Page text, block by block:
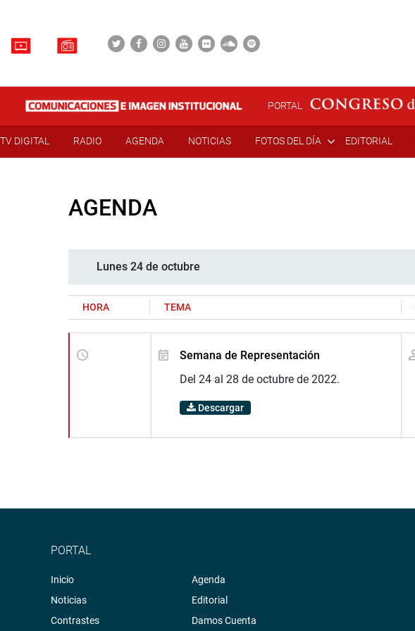
PORTAL
TV DIGITAL RADIO AGENDA NOTICIAS FOTOS DEL DÍA EDITORIAL
AGENDA
Lunes 24 de octubre
HORA TEMA
Semana de Representación
Del 24 al 28 de octubre de 2022.
Descargar
PORTAL
Inicio
Noticias
Contrastes
Agenda
Editorial
Damos Cuenta